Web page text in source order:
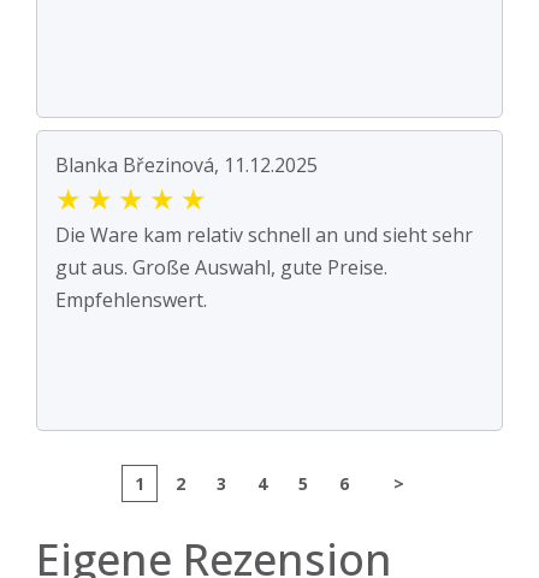
Blanka Březinová, 11.12.2025
★ ★ ★ ★ ★
Die Ware kam relativ schnell an und sieht sehr
gut aus. Große Auswahl, gute Preise.
Empfehlenswert.
1 2 3 4 5 6 >
Eigene Rezension